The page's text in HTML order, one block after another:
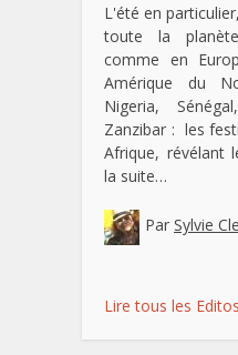
L'été en
toute la
comme en
Amérique du
Nigeria,
Zanzibar : les
Afrique, révélant
la suite…
Par Sylvie
Lire tous les Editos